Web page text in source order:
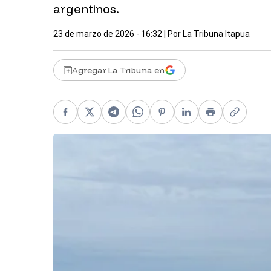
argentinos.
23 de marzo de 2026 - 16:32 | Por La Tribuna Itapua
Agregar La Tribuna en
Facebook
X TelegramWhatsApp
PinterestLinkedIn
PrintCopy